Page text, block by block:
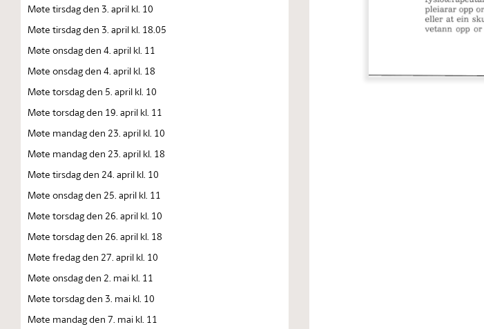
Møte tirsdag den 3. april kl. 10
Møte tirsdag den 3. april kl. 18.05
Møte onsdag den 4. april kl. 11
Møte onsdag den 4. april kl. 18
Møte torsdag den 5. april kl. 10
Møte torsdag den 19. april kl. 11
Møte mandag den 23. april kl. 10
Møte mandag den 23. april kl. 18
Møte tirsdag den 24. april kl. 10
Møte onsdag den 25. april kl. 11
Møte torsdag den 26. april kl. 10
Møte torsdag den 26. april kl. 18
Møte fredag den 27. april kl. 10
Møte onsdag den 2. mai kl. 11
Møte torsdag den 3. mai kl. 10
Møte mandag den 7. mai kl. 11